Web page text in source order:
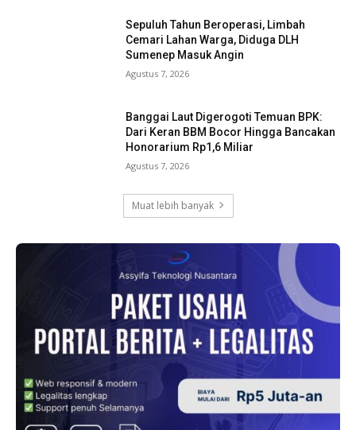
Sepuluh Tahun Beroperasi, Limbah
Cemari Lahan Warga, Diduga DLH
Sumenep Masuk Angin
Agustus 7, 2026
Banggai Laut Digerogoti Temuan BPK:
Dari Keran BBM Bocor Hingga Bancakan
Honorarium Rp1,6 Miliar
Agustus 7, 2026
Muat lebih banyak